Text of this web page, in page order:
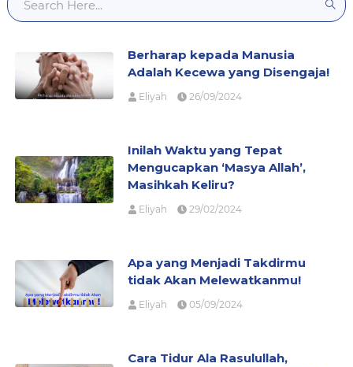
Berharap kepada Manusia
Adalah Kecewa yang Disengaja!
Eliyah 26/09/2024
Inilah Waktu yang Tepat
Mengucapkan ‘Masya Allah’,
Masihkah Keliru?
Eliyah 29/02/2024
Apa yang Menjadi Takdirmu
tidak Akan Melewatkanmu!
Eliyah 05/09/2024
Cara Tidur Ala Rasulullah,